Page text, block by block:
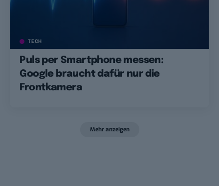
TECH
Puls per Smartphone messen:
Google braucht dafür nur die
Frontkamera
Mehr anzeigen